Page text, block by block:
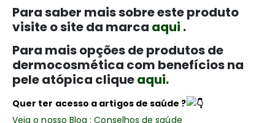
Para saber mais sobre este produto
visite o site da marca aqui .
Para mais opções de produtos de
dermocosmética com benefícios na
pele atópica cliqueaqui.
Quer ter acesso a artigos de saúde ?
Veja o nosso Blog : Conselhos de saúde